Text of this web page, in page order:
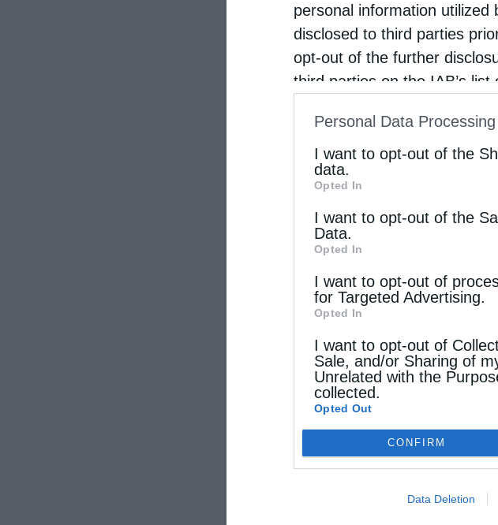
personal information utilized
disclosed to third parties
opt-out of the further
third parties on the IAB’s
IAB’s List of Downstream
other third parties.
Personal Data
I want to opt-out of the
data.
Opted In
I want to opt-out of the
Data.
Opted In
I want to opt-out of
for Targeted Advertising.
Opted In
I want to opt-out of
Sale, and/or Sharing of
Unrelated with the
collected.
Opted Out
CONFIRM
Data Deletion